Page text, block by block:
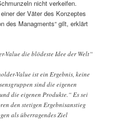
nicht verkeifen.
der Väter des Konzeptes
des Managments“ gilt, erklärt
Value die blödeste Idee der Welt“
Value ist ein Ergebnis, keine
sind die eigenen
die eigenen Produkte.“ Es sei
den stetigen Ergebnisanstieg
als überragendes Ziel